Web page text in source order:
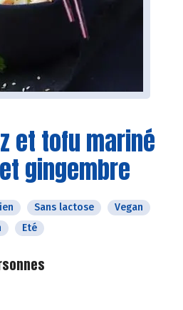
et tofu mariné
gingembre
Sans lactose
Vegan
Eté